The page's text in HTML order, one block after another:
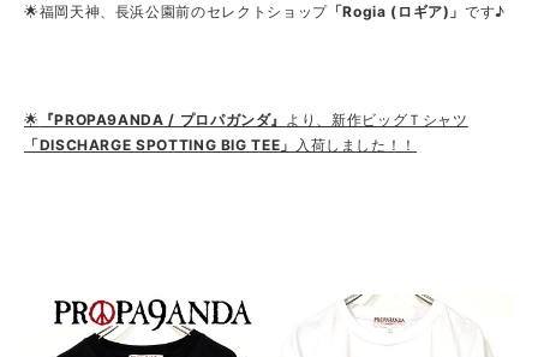
🌟福岡天神、長浜公園前のセレクトショップ「Rogia (ロギア)」です♪
🌟 『PROPA9ANDA / プロパガンダ』 より、新作ビッグＴシャツ
「DISCHARGE SPOTTING BIG TEE」 入荷しました！！